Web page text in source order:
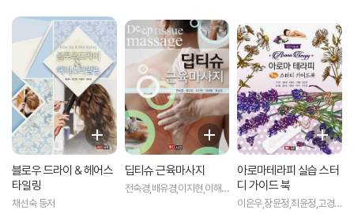
블로우 드라이 & 헤어스
타일링
채선숙 등저
딥티슈 근육마사지
전숙경,배유경,이지현,이해
아로마테라피 실습 스터
디 가이드 북
이은우,장윤정,최윤정,고경